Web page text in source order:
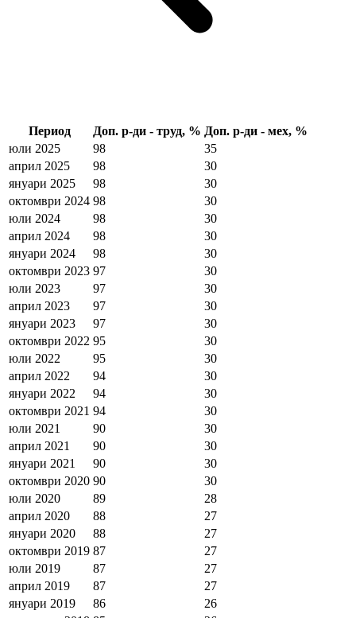
Период Доп. р-ди - труд, % Доп. р-ди - мех, %
юли 2025
98
35
април 2025
98
30
януари 2025
98
30
октомври 2024 98
30
юли 2024
98
30
април 2024
98
30
януари 2024
98
30
октомври 2023 97
30
юли 2023
97
30
април 2023
97
30
януари 2023
97
30
октомври 2022 95
30
юли 2022
95
30
април 2022
94
30
януари 2022
94
30
октомври 2021 94
30
юли 2021
90
30
април 2021
90
30
януари 2021
90
30
октомври 2020 90
30
юли 2020
89
28
април 2020
88
27
януари 2020
88
27
октомври 2019 87
27
юли 2019
87
27
април 2019
87
27
януари 2019
86
26